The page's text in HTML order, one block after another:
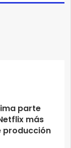
parte
más
producción